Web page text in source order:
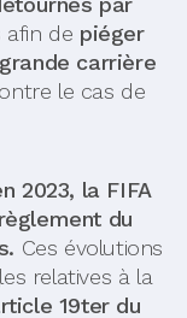
afin de piéger
carrière
le cas de
2023, la FIFA
du
Ces évolutions
relatives à la
19ter du